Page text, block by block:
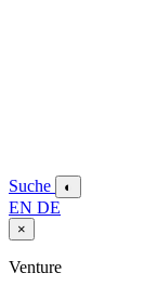
Suche ◐
EN DE
×
Venture